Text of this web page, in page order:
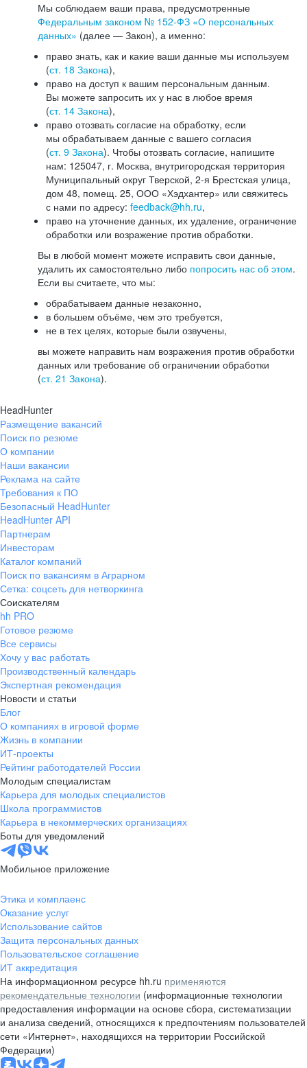
Мы соблюдаем ваши права, предусмотренные
Федеральным законом № 152-ФЗ «О персональных
данных» (далее — Закон), а именно:
право знать, как и какие ваши данные мы используем
(ст. 18 Закона),
право на доступ к вашим персональным данным.
Вы можете запросить их у нас в любое время
(ст. 14 Закона),
право отозвать согласие на обработку, если
мы обрабатываем данные с вашего согласия
(ст. 9 Закона). Чтобы отозвать согласие, напишите
нам: 125047, г. Москва, внутригородская территория
Муниципальный округ Тверской, 2-я Брестская улица,
дом 48, помещ. 25, ООО «Хэдхантер» или свяжитесь
с нами по адресу: feedback@hh.ru,
право на уточнение данных, их удаление, ограничение
обработки или возражение против обработки.
Вы в любой момент можете исправить свои данные,
удалить их самостоятельно либо попросить нас об этом.
Если вы считаете, что мы:
обрабатываем данные незаконно,
в большем объёме, чем это требуется,
не в тех целях, которые были озвучены,
вы можете направить нам возражения против обработки
данных или требование об ограничении обработки
(ст. 21 Закона).
HeadHunter
Размещение вакансий
Поиск по резюме
О компании
Наши вакансии
Реклама на сайте
Требования к ПО
Безопасный HeadHunter
HeadHunter API
Партнерам
Инвесторам
Каталог компаний
Поиск по вакансиям в Аграрном
Сетка: соцсеть для нетворкинга
Соискателям
hh PRO
Готовое резюме
Все сервисы
Хочу у вас работать
Производственный календарь
Экспертная рекомендация
Новости и статьи
Блог
О компаниях в игровой форме
Жизнь в компании
ИТ-проекты
Рейтинг работодателей России
Молодым специалистам
Карьера для молодых специалистов
Школа программистов
Карьера в некоммерческих организациях
Боты для уведомлений
Мобильное приложение
Этика и комплаенс
Оказание услуг
Использование сайтов
Защита персональных данных
Пользовательское соглашение
ИТ аккредитация
На информационном ресурсе hh.ru применяются
рекомендательные технологии (информационные технологии
предоставления информации на основе сбора, систематизации
и анализа сведений, относящихся к предпочтениям пользователей
сети «Интернет», находящихся на территории Российской
Федерации)